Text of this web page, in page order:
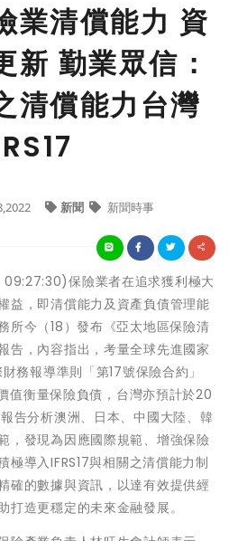
業清償能力 資
新 勤業眾信：
清償能力台灣
新聞 新聞時事
保險業者在追求獲利極大
益，即清償能力及資產負債管理能
所今（18）發布《亞太地區保險清
告，內容指出，考量全球先進國家
務報導準則「第17號保險合約」
值衡量保險負債，台灣亦預計於20
告分析澳洲、日本、中國大陸、韓
，發現為因應國際規範、增強保險
極導入IFRS17與相關之清償能力制
確的數據與資訊，以達有效提供經
造更穩定的未來金融發展。